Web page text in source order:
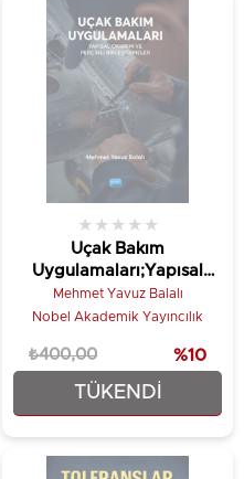
TÜKENDI
Uçak Bakım
Uygulamaları;Yapısal
Onarım ve Perçinli
Birleştirmeler
★ ★ ★ ★ ★
Mehmet Yavuz Balalı
Nobel Akademik Yayıncılık
₺360,00
₺400,00 %10